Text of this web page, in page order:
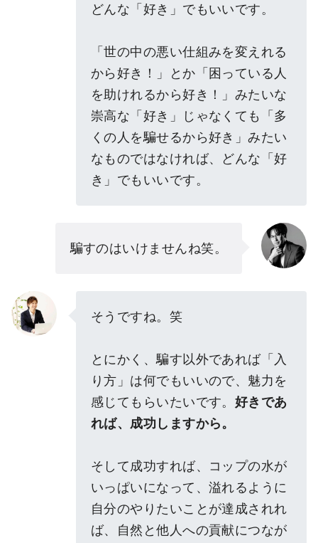
どんな「好き」でもいいです。
「世の中の悪い仕組みを変えれる
から好き！」とか「困っている人
を助けれるから好き！」みたいな
崇高な「好き」じゃなくても「多
くの人を騙せるから好き」みたい
なものではなければ、どんな「好
き」でもいいです。
騙すのはいけませんね笑。
そうですね。笑
とにかく、騙す以外であれば「入
り方」は何でもいいので、魅力を
感じてもらいたいです。 好きであ
れば、成功しますから。
そして成功すれば、コップの水が
いっぱいになって、溢れるように
自分のやりたいことが達成されれ
ば、自然と他人への貢献につなが